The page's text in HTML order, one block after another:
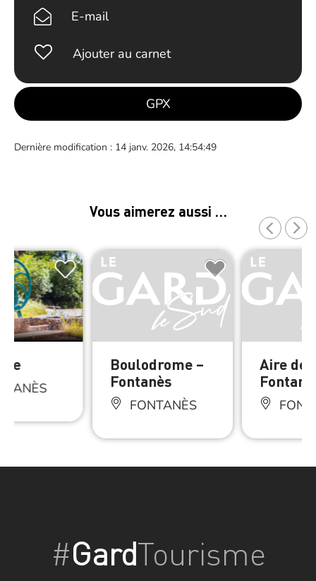
E-mail
Ajouter au carnet
GPX
Dernière modification : 14 janv. 2026, 14:54:49
Vous aimerez aussi …
Boulodrome –
Fontanès
FONTANÈS
Aire de
#GardTourisme